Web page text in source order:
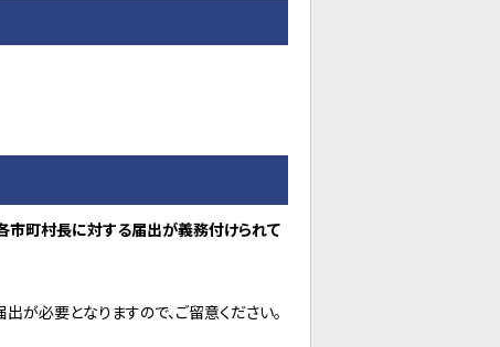
市町村長に対する届出が義務付けられて
が必要となりますので、ご留意ください。